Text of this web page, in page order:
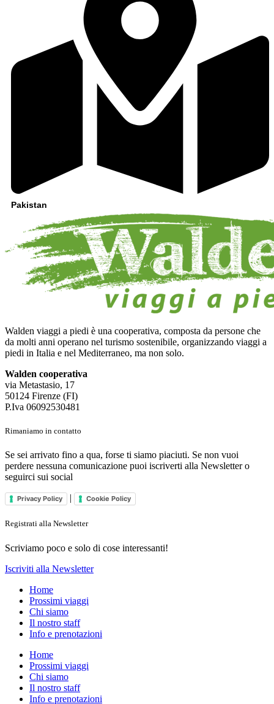
Pakistan
Walden viaggi a piedi è una cooperativa, composta da persone che
da molti anni operano nel turismo sostenibile, organizzando viaggi a
piedi in Italia e nel Mediterraneo, ma non solo.
Walden cooperativa
via Metastasio, 17
50124 Firenze (FI)
P.Iva 06092530481
Rimaniamo in contatto
Se sei arrivato fino a qua, forse ti siamo piaciuti. Se non vuoi
perdere nessuna comunicazione puoi iscriverti alla Newsletter o
seguirci sui social
Privacy Policy | Cookie Policy
Registrati alla Newsletter
Scriviamo poco e solo di cose interessanti!
Iscriviti alla Newsletter
Home
Prossimi viaggi
Chi siamo
Il nostro staff
Info e prenotazioni
Home
Prossimi viaggi
Chi siamo
Il nostro staff
Info e prenotazioni